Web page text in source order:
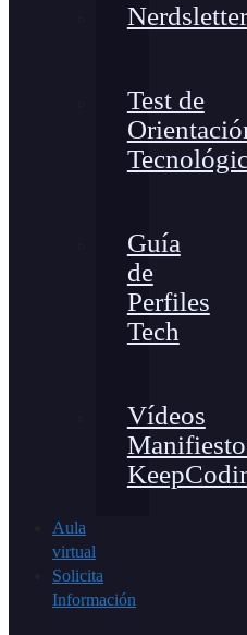
Nerdsletter
Test de
Guía
de
Perfiles
Tech
Vídeos
Aula
virtual
Solicita
Información